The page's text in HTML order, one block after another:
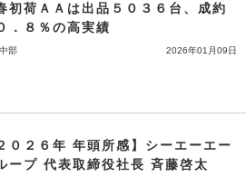
初荷ＡＡは出品５０３６台、成約
．８％の高実績
部 2026年01月09日
０２６年 年頭所感】シーエーエー
ープ 代表取締役社長 斉藤啓太